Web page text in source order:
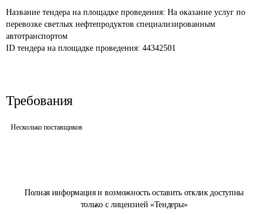
Полная информация и возможность оставить отклик доступны
только с лицензией «Тендеры»
Название тендера на площадке проведения: На оказание услуг по
перевозке светлых нефтепродуктов специализированным
автотранспортом
ID тендера на площадке проведения: 44342501
Требования
Несколько поставщиков